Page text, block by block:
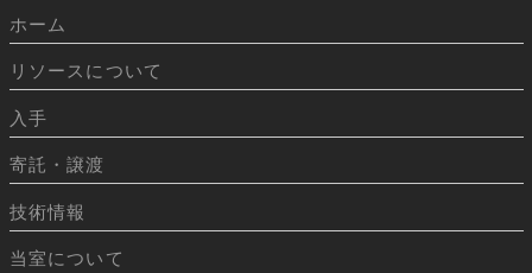
ホーム
リソースについて
入手
寄託・譲渡
技術情報
当室について